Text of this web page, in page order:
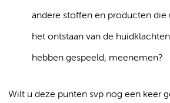
andere stoffen en producten die
het ontstaan van de
hebben gespeeld, meenemen?
Wilt u deze punten svp nog een keer